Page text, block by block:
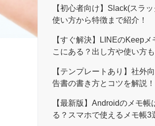
【初心者向け】Slack(スラッ
使い方から特徴まで紹介！
【すぐ解決】LINEのKeep
こにある？出し方や使い方も
【テンプレートあり】社外
告書の書き方とコツを解説！
【最新版】Androidのメモ帳
る？スマホで使えるメモ帳3